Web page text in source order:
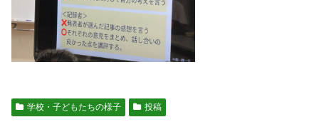
学校・子どもたちの様子 投稿